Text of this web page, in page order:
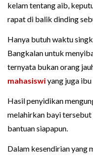
kelam tentang aib,
rapat di balik dinding
Hanya butuh waktu
Bangkalan untuk
ternyata bukan orang
mahasiswiyang juga
Hasil penyidikan
melahirkan bayi
bantuan siapapun.
Dalam kesendirian yang